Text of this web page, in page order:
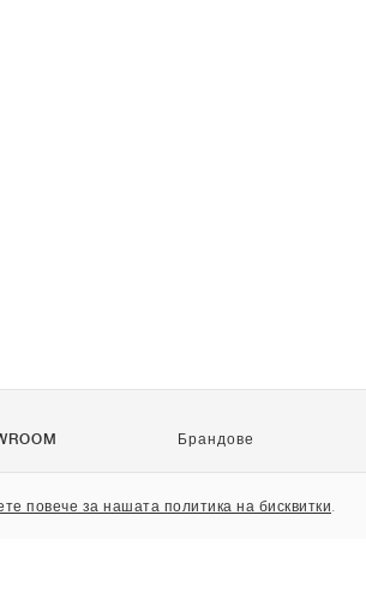
повече за нашата политика на бисквитки
Брандове
Jordan